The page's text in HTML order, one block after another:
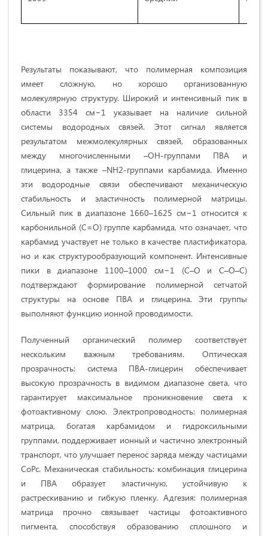
Результаты показывают, что полимерная композиция
имеет сложную, но хорошо организованную
молекулярную структуру. Широкий и интенсивный пик в
области 3354 см−1 указывает на наличие сильной
системы водородных связей. Этот сигнал является
результатом межмолекулярных связей, образованных
между многочисленными –ОН-группами ПВА и
глицерина, а также –NH2-группами карбамида. Именно
эти водородные связи обеспечивают механическую
стабильность и эластичность полимерной матрицы.
Сильный пик в диапазоне 1660–1625 см−1 относится к
карбонильной (C=O) группе карбамида, что означает, что
карбамид участвует не только в качестве пластификатора,
но и как структурообразующий компонент. Интенсивные
пики в диапазоне 1100–1000 см−1 (C–O и C–O–C)
подтверждают формирование полимерной сетчатой
структуры на основе ПВА и глицерина. Эти группы
выполняют функцию ионной проводимости.
Полученный органический полимер соответствует
нескольким важным требованиям. Оптическая
прозрачность: система ПВА-глицерин обеспечивает
высокую прозрачность в видимом диапазоне света, что
гарантирует максимальное проникновение света к
фотоактивному слою. Электропроводность: полимерная
матрица, богатая карбамидом и гидроксильными
группами, поддерживает ионный и частично электронный
транспорт, что улучшает перенос заряда между частицами
CoPc. Механическая стабильность: комбинация глицерина
и ПВА образует эластичную, устойчивую к
растрескиванию и гибкую пленку. Адгезия: полимерная
матрица прочно связывает частицы фотоактивного
пигмента, способствуя образованию сплошного и